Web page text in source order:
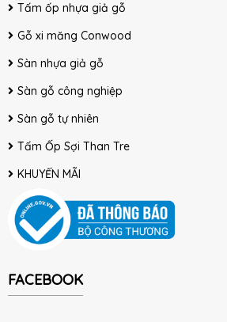
Tấm ốp nhựa giả gỗ
Gỗ xi măng Conwood
Sàn nhựa giả gỗ
Sàn gỗ công nghiệp
Sàn gỗ tự nhiên
Tấm Ốp Sợi Than Tre
KHUYẾN MÃI
FACEBOOK